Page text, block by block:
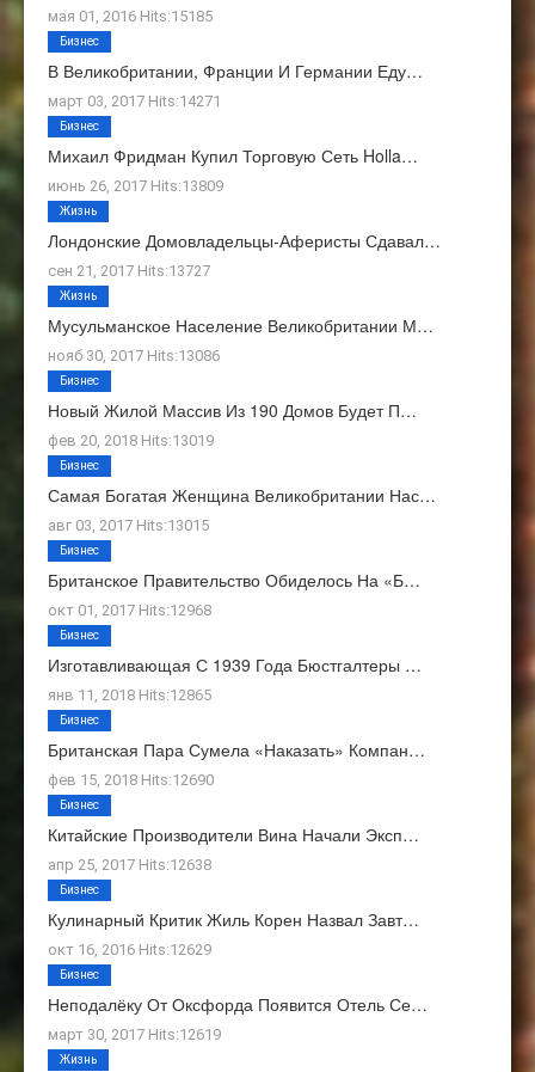
мая 01, 2016 Hits:15185
В Великобритании, Франции И Германии Еду…
март 03, 2017 Hits:14271
Бизнес
Михаил Фридман Купил Торговую Сеть Holla…
июнь 26, 2017 Hits:13809
Бизнес
Лондонские Домовладельцы-Аферисты Сдавал…
сен 21, 2017 Hits:13727
Жизнь
Мусульманское Население Великобритании М…
нояб 30, 2017 Hits:13086
Жизнь
Новый Жилой Массив Из 190 Домов Будет П…
фев 20, 2018 Hits:13019
Бизнес
Самая Богатая Женщина Великобритании Нас…
авг 03, 2017 Hits:13015
Бизнес
Британское Правительство Обиделось На «Б…
окт 01, 2017 Hits:12968
Бизнес
Изготавливающая С 1939 Года Бюстгалтеры …
янв 11, 2018 Hits:12865
Бизнес
Британская Пара Сумела «наказать» Компан…
фев 15, 2018 Hits:12690
Бизнес
Китайские Производители Вина Начали Эксп…
апр 25, 2017 Hits:12638
Бизнес
Кулинарный Критик Жиль Корен Назвал Завт…
окт 16, 2016 Hits:12629
Бизнес
Неподалёку От Оксфорда Появится Отель Се…
март 30, 2017 Hits:12619
Бизнес
Жизнь